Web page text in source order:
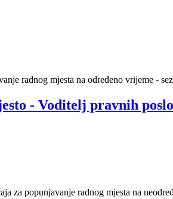
radnog mjesta na određeno vrijeme -
- Voditelj pravnih
za popunjavanje radnog mjesta na